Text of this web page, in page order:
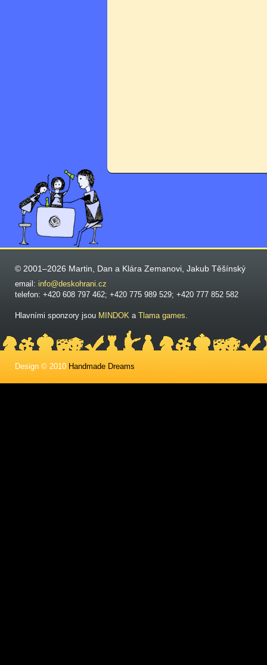
© 2001–2026 Martin, Dan a Klára Zemanovi, Jakub Těšínský
email: info@deskohrani.cz
telefon: +420 608 797 462; +420 775 989 529; +420 777 852 582
Hlavními sponzory jsou MINDOK a Tlama games.
Design © 2010 Handmade Dreams